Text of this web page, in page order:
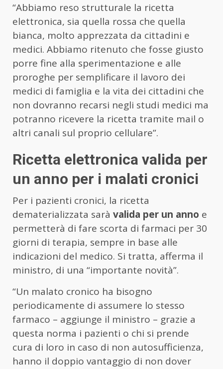
“Abbiamo reso strutturale la ricetta
elettronica, sia quella rossa che quella
bianca, molto apprezzata da cittadini e
medici. Abbiamo ritenuto che fosse giusto
porre fine alla sperimentazione e alle
proroghe per semplificare il lavoro dei
medici di famiglia e la vita dei cittadini che
non dovranno recarsi negli studi medici ma
potranno ricevere la ricetta tramite mail o
altri canali sul proprio cellulare”.
Ricetta elettronica valida per
un anno per i malati cronici
Per i pazienti cronici, la ricetta
dematerializzata sarà valida per un anno e
permetterà di fare scorta di farmaci per 30
giorni di terapia, sempre in base alle
indicazioni del medico. Si tratta, afferma il
ministro, di una “importante novità”.
“Un malato cronico ha bisogno
periodicamente di assumere lo stesso
farmaco – aggiunge il ministro – grazie a
questa norma i pazienti o chi si prende
cura di loro in caso di non autosufficienza,
hanno il doppio vantaggio di non dover